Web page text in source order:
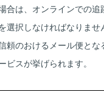
合は、オンラインでの
選択しなければなりま
頼のおけるメール便と
ビスが挙げられます。